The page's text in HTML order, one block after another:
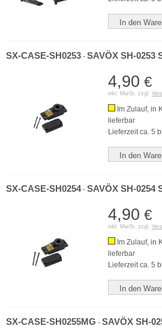
In den
SX-CASE-SH0253 - SAVÖX SH-0253
4,90 €
inkl. MwSt. zzgl.
Im Zulauf, in
lieferbar
Lieferzeit ca. 5
In den
SX-CASE-SH0254- SAVÖX SH-0254
4,90 €
inkl. MwSt. zzgl.
Im Zulauf, in
lieferbar
Lieferzeit ca. 5
In den
SX-CASE-SH0255MG - SAVÖX SH-